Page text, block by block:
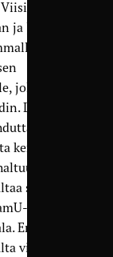
Järvelä
jolla oli
Lukemat
Savu
kentälle
sen
uran
Enempää
vihelsi